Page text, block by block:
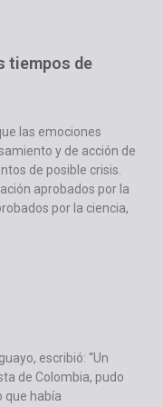
tiempos de
las emociones
y de acción de
de posible crisis.
aprobados por la
por la ciencia,
escribió: “Un
de Colombia, pudo
que había